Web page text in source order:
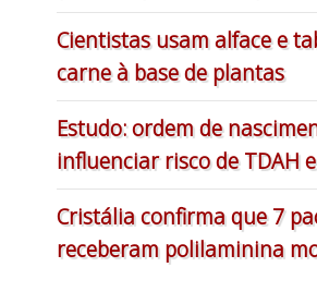
Cientistas usam alface e
carne à base de plantas
Estudo: ordem de
influenciar risco de TDAH
Cristália confirma que 7
receberam polilaminina